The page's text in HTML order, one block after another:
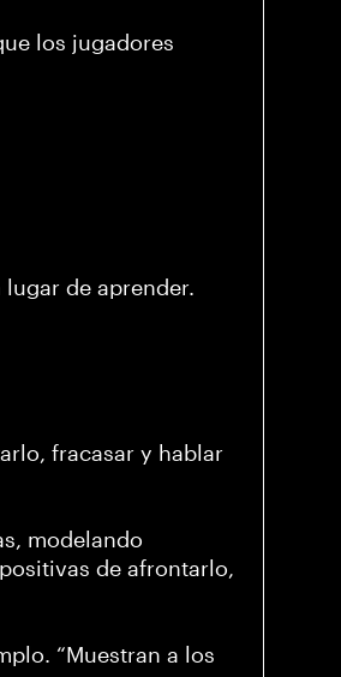
los jugadores
de aprender.
fracasar y hablar
modelando
de afrontarlo,
“Muestran a los